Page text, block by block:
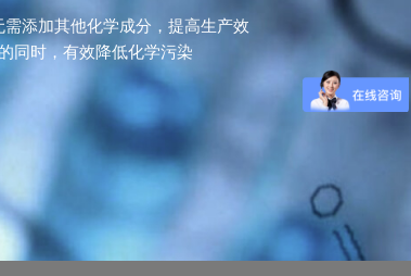
需添加其他化学成分，提高生产效
同时，有效降低化学污染